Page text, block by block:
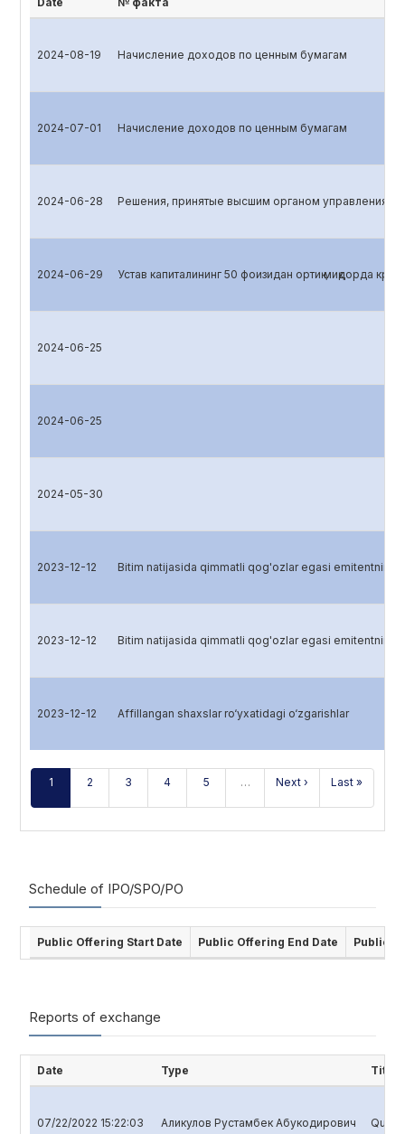
2024-08-19 Начисление доходов по ценным бумагам
2024-07-01 Начисление доходов по ценным бумагам
2024-06-28 Решения, принятые высшим органом управления
2024-06-29 Устав капиталининг 50 фоизидан ортиқ миқдорда
2024-06-25
2024-06-25
2024-05-30
2023-12-12 Bitim natijasida qimmatli qog'ozlar egasi
2023-12-12 Bitim natijasida qimmatli qog'ozlar egasi
2023-12-12 Affillangan shaxslar ro‘yxatidagi o‘zgarishlar
1 2 3 4 5 … Next › Last »
Schedule of IPO/SPO/PO
Public Offering Start Date Public Offering End Date Public
Reports of exchange
Date Type Title
07/22/2022 15:22:03 Аликулов Рустамбек Абукодирович